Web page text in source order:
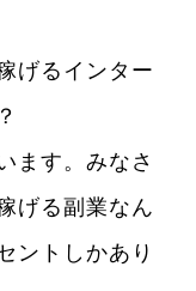
げるインター
ます。みなさ
げる副業なん
ントしかあり